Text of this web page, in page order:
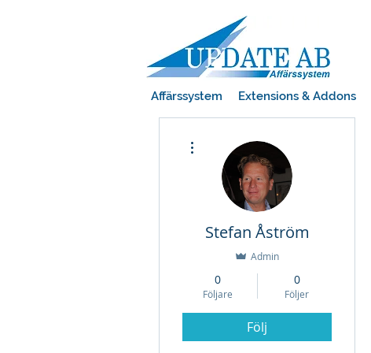
Affärssystem Extensions & Addons
Stefan Åström
Admin
0
Följare
0
Följer
Följ